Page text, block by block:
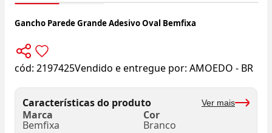
Gancho Parede Grande Adesivo Oval Bemfixa
cód: 2197425Vendido e entregue por: AMOEDO - BR
Características do produto Ver mais
Marca
Bemfixa
Cor
Branco